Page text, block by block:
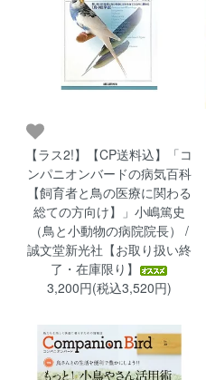
【ラス2!】【CP送料込】「コ
ンパニオンバードの病気百科
【飼育者と鳥の医療に関わる
総ての方向け】」小嶋篤史
（鳥と小動物の病院院長） /
誠文堂新光社【お取り扱い終
了・在庫限り】
3,200円(税込3,520円)